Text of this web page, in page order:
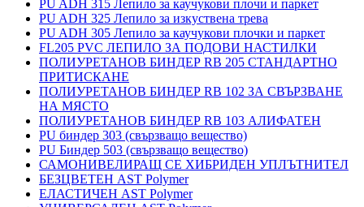
PU ADH 315 Лепило за каучукови плочи и паркет
PU ADH 325 Лепило за изкуствена трева
PU ADH 305 Лепило за каучукови плочки и паркет
FL205 PVC ЛЕПИЛО ЗА ПОДОВИ НАСТИЛКИ
ПОЛИУРЕТАНОВ БИНДЕР RB 205 СТАНДАРТНО
ПРИТИСКАНЕ
ПОЛИУРЕТАНОВ БИНДЕР RB 102 ЗА СВЪРЗВАНЕ
НА МЯСТО
ПОЛИУРЕТАНОВ БИНДЕР RB 103 АЛИФАТЕН
PU биндер 303 (свързващо вещество)
PU Биндер 503 (свързващо вещество)
САМОНИВЕЛИРАЩ СЕ ХИБРИДЕН УПЛЪТНИТЕЛ
БЕЗЦВЕТЕН AST Polymer
ЕЛАСТИЧЕН AST Polymer